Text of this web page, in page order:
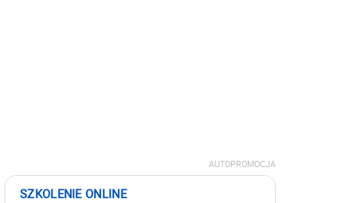
AUTOPROMOCJA
SZKOLENIE ONLINE